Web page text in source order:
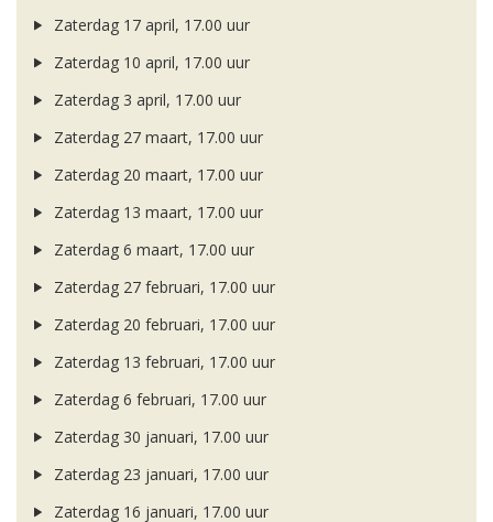
Zaterdag 17 april, 17.00 uur
Zaterdag 10 april, 17.00 uur
Zaterdag 3 april, 17.00 uur
Zaterdag 27 maart, 17.00 uur
Zaterdag 20 maart, 17.00 uur
Zaterdag 13 maart, 17.00 uur
Zaterdag 6 maart, 17.00 uur
Zaterdag 27 februari, 17.00 uur
Zaterdag 20 februari, 17.00 uur
Zaterdag 13 februari, 17.00 uur
Zaterdag 6 februari, 17.00 uur
Zaterdag 30 januari, 17.00 uur
Zaterdag 23 januari, 17.00 uur
Zaterdag 16 januari, 17.00 uur